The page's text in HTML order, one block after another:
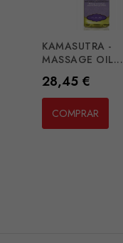
KAMASUTRA -
MASSAGE OIL...
Preço
28,45 €
COMPRAR